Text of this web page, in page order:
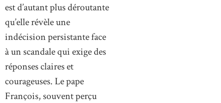
est d’autant plus déroutante
qu’elle révèle une
indécision persistante face
à un scandale qui exige des
réponses claires et
courageuses. Le pape
François, souvent perçu